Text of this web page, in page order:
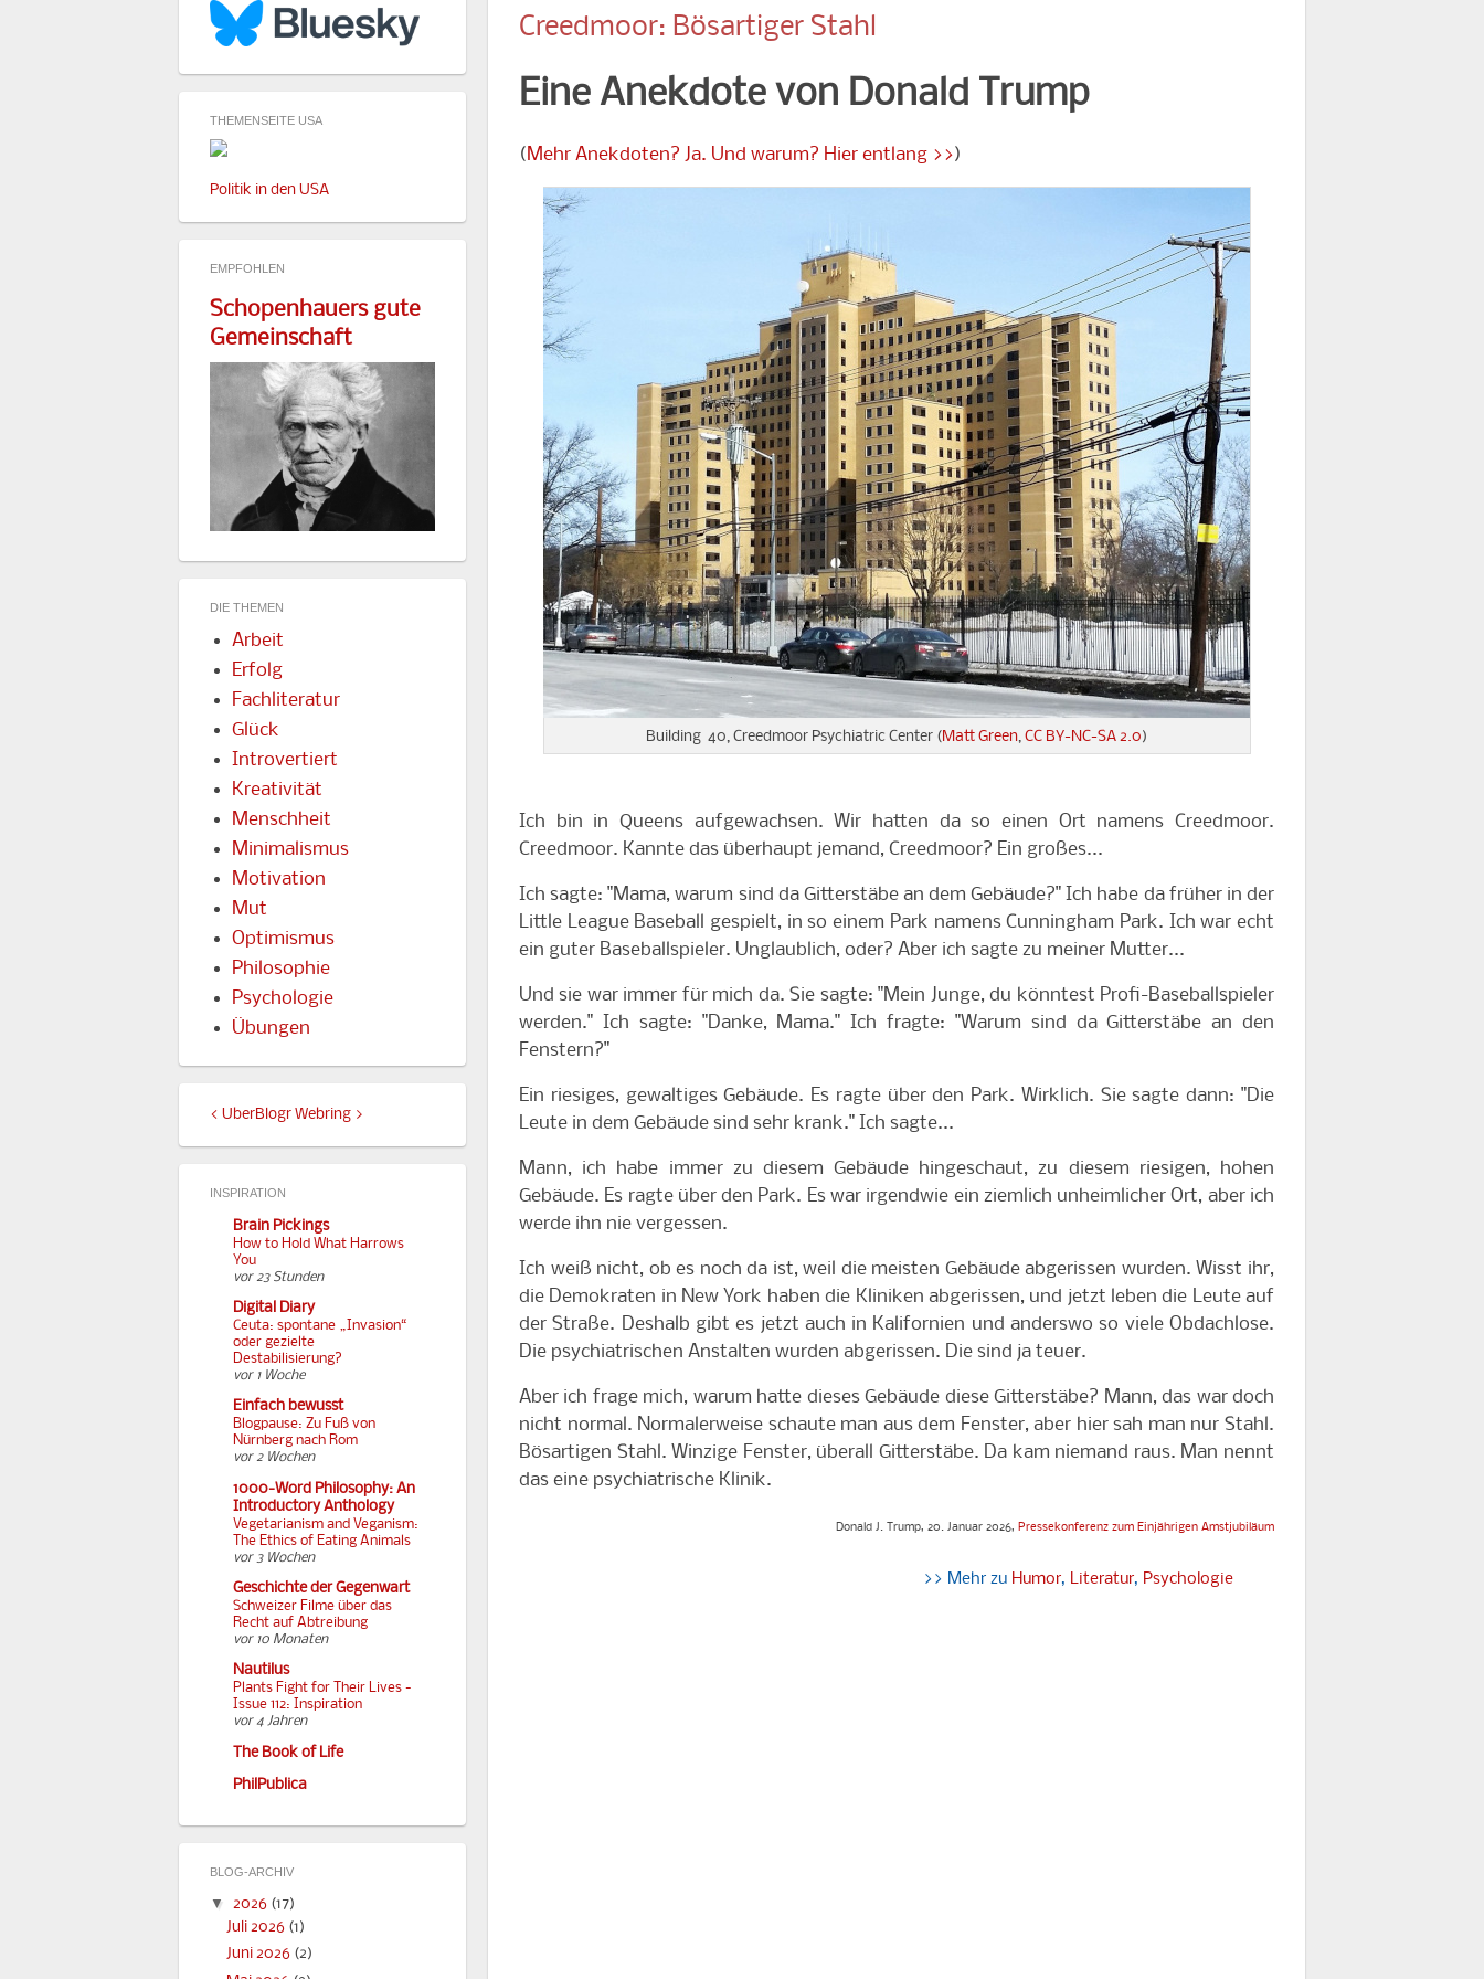
Creedmoor: Bösartiger Stahl
Eine Anekdote von Donald Trump
(Mehr Anekdoten? Ja. Und warum? Hier entlang >>)
Building 40, Creedmoor Psychiatric Center (Matt Green, CC BY-NC-SA 2.0)
Ich bin in Queens aufgewachsen. Wir hatten da so einen Ort namens Creedmoor.
Creedmoor. Kannte das überhaupt jemand, Creedmoor? Ein großes...
Ich sagte: "Mama, warum sind da Gitterstäbe an dem Gebäude?" Ich habe da früher in der
Little League Baseball gespielt, in so einem Park namens Cunningham Park. Ich war echt
ein guter Baseballspieler. Unglaublich, oder? Aber ich sagte zu meiner Mutter...
Und sie war immer für mich da. Sie sagte: "Mein Junge, du könntest Profi-Baseballspieler
werden." Ich sagte: "Danke, Mama." Ich fragte: "Warum sind da Gitterstäbe an den
Fenstern?"
Ein riesiges, gewaltiges Gebäude. Es ragte über den Park. Wirklich. Sie sagte dann: "Die
Leute in dem Gebäude sind sehr krank." Ich sagte...
Mann, ich habe immer zu diesem Gebäude hingeschaut, zu diesem riesigen, hohen
Gebäude. Es ragte über den Park. Es war irgendwie ein ziemlich unheimlicher Ort, aber ich
werde ihn nie vergessen.
Ich weiß nicht, ob es noch da ist, weil die meisten Gebäude abgerissen wurden. Wisst ihr,
die Demokraten in New York haben die Kliniken abgerissen, und jetzt leben die Leute auf
der Straße. Deshalb gibt es jetzt auch in Kalifornien und anderswo so viele Obdachlose.
Die psychiatrischen Anstalten wurden abgerissen. Die sind ja teuer.
Aber ich frage mich, warum hatte dieses Gebäude diese Gitterstäbe? Mann, das war doch
nicht normal. Normalerweise schaute man aus dem Fenster, aber hier sah man nur Stahl.
Bösartigen Stahl. Winzige Fenster, überall Gitterstäbe. Da kam niemand raus. Man nennt
das eine psychiatrische Klinik.
Donald J. Trump, 20. Januar 2026, Pressekonferenz zum Einjährigen Amstjubiläum
>> Mehr zu Humor, Literatur, Psychologie
THEMENSEITE USA
Politik in den USA
EMPFOHLEN
Schopenhauers gute
Gemeinschaft
DIE THEMEN
Arbeit
Erfolg
Fachliteratur
Glück
Introvertiert
Kreativität
Menschheit
Minimalismus
Motivation
Mut
Optimismus
Philosophie
Psychologie
Übungen
< UberBlogr Webring >
INSPIRATION
Brain Pickings
How to Hold What Harrows
You
vor 23 Stunden
Digital Diary
Ceuta: spontane „Invasion“
oder gezielte
Destabilisierung?
vor 1 Woche
Einfach bewusst
Blogpause: Zu Fuß von
Nürnberg nach Rom
vor 2 Wochen
1000-Word Philosophy: An
Introductory Anthology
Vegetarianism and Veganism:
The Ethics of Eating Animals
vor 3 Wochen
Geschichte der Gegenwart
Schweizer Filme über das
Recht auf Abtreibung
vor 10 Monaten
Nautilus
Plants Fight for Their Lives -
Issue 112: Inspiration
vor 4 Jahren
The Book of Life
PhilPublica
BLOG-ARCHIV
▼ 2026 (17)
Juli 2026 (1)
Juni 2026 (2)